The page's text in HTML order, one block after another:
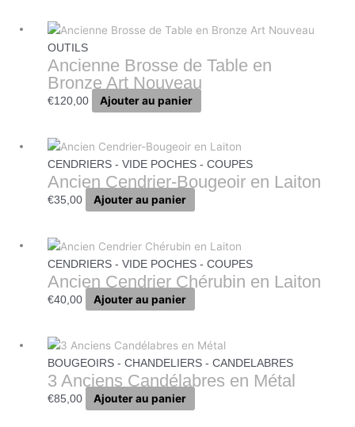
OUTILS
Ancienne Brosse de Table en
Bronze Art Nouveau
€120,00 Ajouter au panier
CENDRIERS - VIDE POCHES - COUPES
Ancien Cendrier-Bougeoir en Laiton
€35,00 Ajouter au panier
CENDRIERS - VIDE POCHES - COUPES
Ancien Cendrier Chérubin en Laiton
€40,00 Ajouter au panier
BOUGEOIRS - CHANDELIERS - CANDELABRES
3 Anciens Candélabres en Métal
€85,00 Ajouter au panier